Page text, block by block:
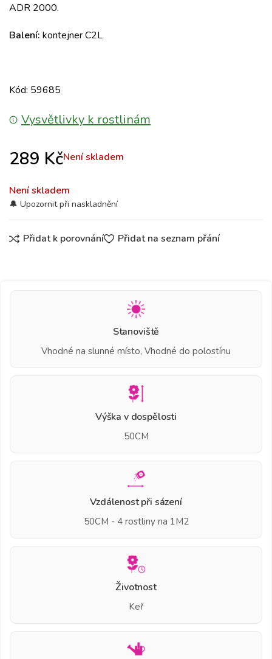
ADR 2000.
Balení: kontejner C2L
Kód: 59685
Vysvětlivky k rostlinám
289 KčNení skladem
Není skladem
Přidat k porovnání Přidat na seznam přání
Stanoviště
Vhodné na slunné místo, Vhodné do polostínu
Výška v dospělosti
50CM
Vzdálenost při sázení
50CM - 4 rostliny na 1M2
Životnost
Keř